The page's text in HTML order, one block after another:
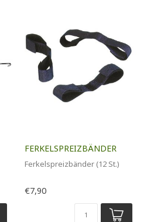
FERKELSPREIZBÄNDER
Ferkelspreizbänder (12 St.)
€7,90